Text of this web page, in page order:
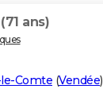
(71 ans)
Comte (Vendée)